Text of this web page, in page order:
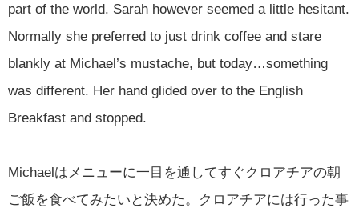
part of the world. Sarah however seemed a little hesitant.
Normally she preferred to just drink coffee and stare
blankly at Michael’s mustache, but today…something
was different. Her hand glided over to the English
Breakfast and stopped.
Michaelはメニューに一目を通してすぐクロアチアの朝
ご飯を食べてみたいと決めた。クロアチアには行った事